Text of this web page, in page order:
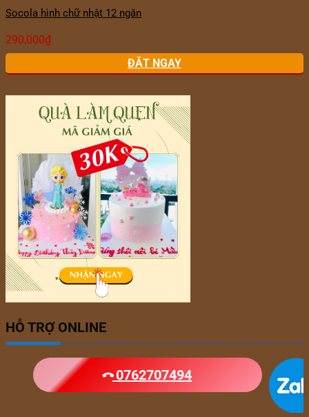
Socola hình chữ nhật 12 ngăn
290,000₫
ĐẶT NGAY
HỖ TRỢ ONLINE
0762707494